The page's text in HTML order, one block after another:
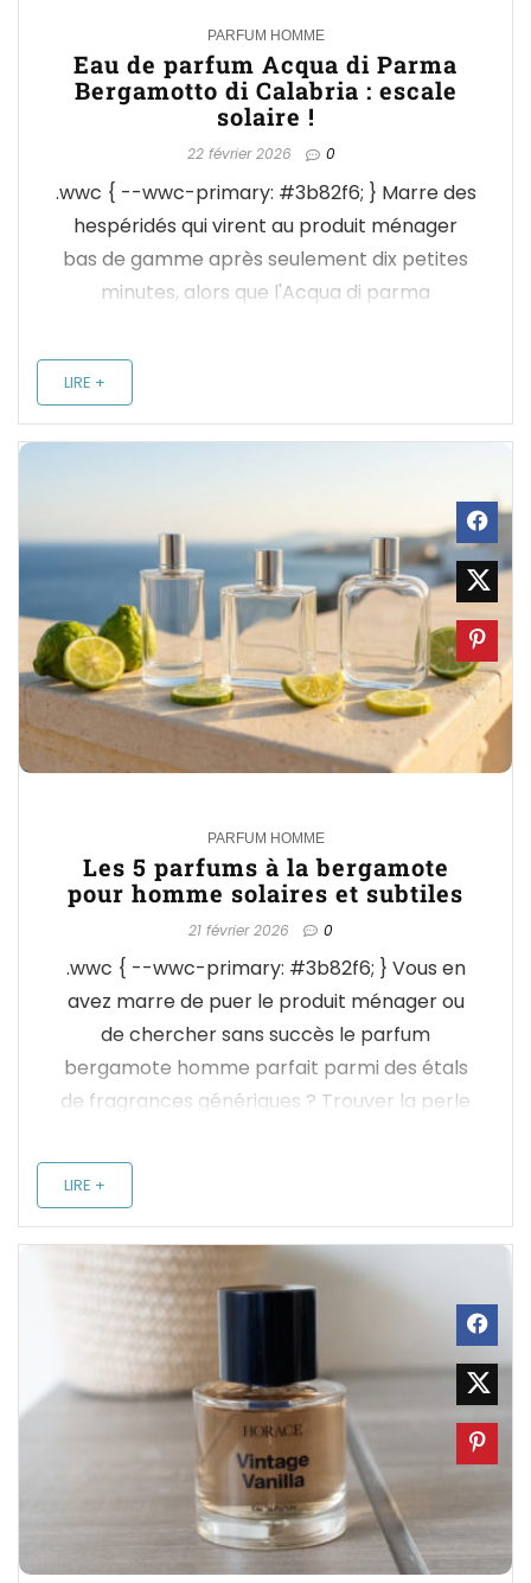
PARFUM HOMME
Eau de parfum Acqua di Parma
Bergamotto di Calabria : escale
solaire !
22 février 2026 0
.wwc { --wwc-primary: #3b82f6; } Marre des
hespéridés qui virent au produit ménager
bas de gamme après seulement dix petites
minutes, alors que l'Acqua di parma
s'impose comme le remède souverain pour
les hommes exigeant l'authenticité brute
d'un été italien et un ...
LIRE +
PARFUM HOMME
Les 5 parfums à la bergamote
pour homme solaires et subtiles
21 février 2026 0
.wwc { --wwc-primary: #3b82f6; } Vous en
avez marre de puer le produit ménager ou
de chercher sans succès le parfum
bergamote homme parfait parmi des étals
de fragrances génériques ? Trouver la perle
entre fraîcheur solaire et élégance racée,
LIRE +